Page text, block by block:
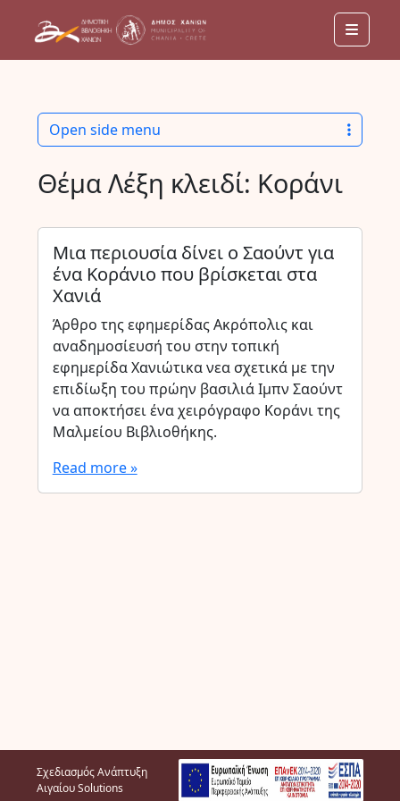
Menu
Θέμα Λέξη κλειδί: Κοράνι
Μια περιουσία δίνει ο Σαούντ για
ένα Κοράνιο που βρίσκεται στα
Χανιά
Άρθρο της εφημερίδας Ακρόπολις και
αναδημοσίευσή του στην τοπική
εφημερίδα Χανιώτικα νεα σχετικά με την
επιδίωξη του πρώην βασιλιά Ιμπν Σαούντ
να αποκτήσει ένα χειρόγραφο Κοράνι της
Μαλμείου Βιβλιοθήκης.
Read more »
Open side menu
Σχεδιασμός Ανάπτυξη
Αιγαίου Solutions